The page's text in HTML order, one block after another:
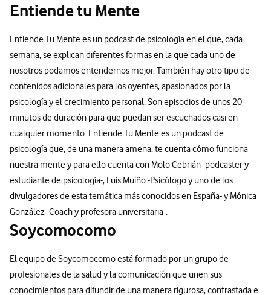
Entiende tu Mente
Entiende Tu Mente es un podcast de psicología en el que, cada
semana, se explican diferentes formas en la que cada uno de
nosotros podamos entendernos mejor. También hay otro tipo de
contenidos adicionales para los oyentes, apasionados por la
psicología y el crecimiento personal. Son episodios de unos 20
minutos de duración para que puedan ser escuchados casi en
cualquier momento. Entiende Tu Mente es un podcast de
psicología que, de una manera amena, te cuenta cómo funciona
nuestra mente y para ello cuenta con Molo Cebrián -podcaster y
estudiante de psicología-, Luis Muiño -Psicólogo y uno de los
divulgadores de esta temática más conocidos en España- y Mónica
González -Coach y profesora universitaria-.
Soycomocomo
El equipo de Soycomocomo está formado por un grupo de
profesionales de la salud y la comunicación que unen sus
conocimientos para difundir de una manera rigurosa, contrastada e